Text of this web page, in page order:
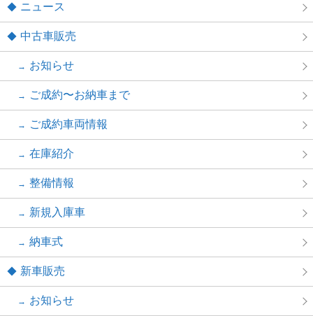
ニュース
中古車販売
お知らせ
ご成約〜お納車まで
ご成約車両情報
在庫紹介
整備情報
新規入庫車
納車式
新車販売
お知らせ